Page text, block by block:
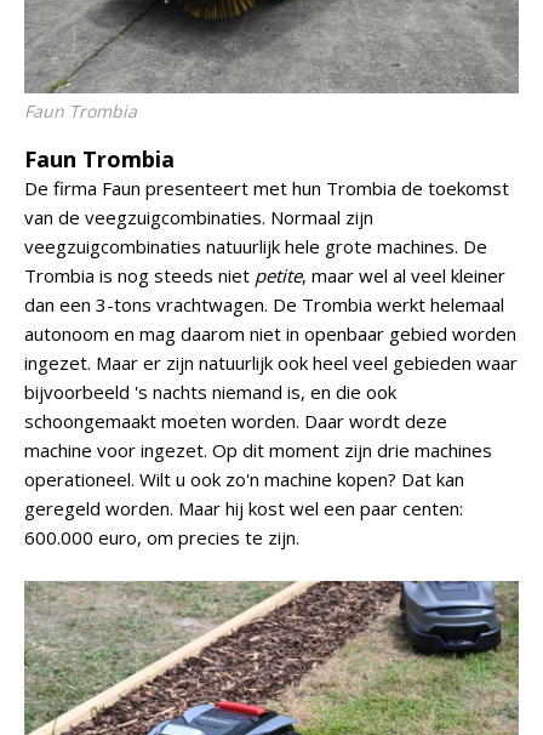
Faun Trombia
Faun Trombia
De firma Faun presenteert met hun Trombia de toekomst
van de veegzuigcombinaties. Normaal zijn
veegzuigcombinaties natuurlijk hele grote machines. De
Trombia is nog steeds niet petite, maar wel al veel kleiner
dan een 3-tons vrachtwagen. De Trombia werkt helemaal
autonoom en mag daarom niet in openbaar gebied worden
ingezet. Maar er zijn natuurlijk ook heel veel gebieden waar
bijvoorbeeld 's nachts niemand is, en die ook
schoongemaakt moeten worden. Daar wordt deze
machine voor ingezet. Op dit moment zijn drie machines
operationeel. Wilt u ook zo'n machine kopen? Dat kan
geregeld worden. Maar hij kost wel een paar centen:
600.000 euro, om precies te zijn.